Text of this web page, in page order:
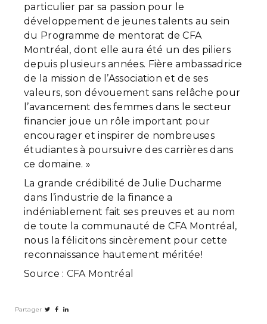
particulier par sa passion pour le
développement de jeunes talents au sein
du Programme de mentorat de CFA
Montréal, dont elle aura été un des piliers
depuis plusieurs années. Fière ambassadrice
de la mission de l’Association et de ses
valeurs, son dévouement sans relâche pour
l’avancement des femmes dans le secteur
financier joue un rôle important pour
encourager et inspirer de nombreuses
étudiantes à poursuivre des carrières dans
ce domaine. »
La grande crédibilité de Julie Ducharme
dans l’industrie de la finance a
indéniablement fait ses preuves et au nom
de toute la communauté de CFA Montréal,
nous la félicitons sincèrement pour cette
reconnaissance hautement méritée!
Source : CFA Montréal
Partager